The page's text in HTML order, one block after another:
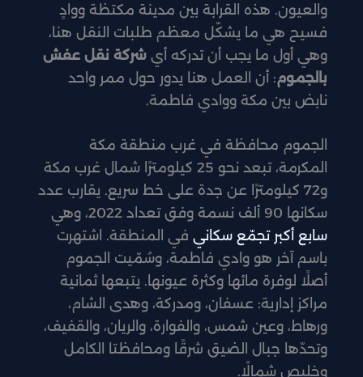
والعيون. هذه القرابة بين مدينة مكتظة ووادٍ
فسيح هي ما يشكّل معظم طلبات النقل هنا،
وهي أول ما يجب أن تدركه أيشركة نقل عفش
بالجموم: أن العمل هنا يدور حول ممر واحد
نابض بين مكة ووادي فاطمة.
الجموم محافظة في غرب منطقة مكة
المكرمة، تبعد نحو 25 كيلومترًا شمال غرب مكة
و72 كيلومترًا عن جدة على خط سريع. يقارب عدد
سكانها 90 ألف نسمة وفق تعداد 2022، وهي
سابع أكبر تجمّع سكانيفي المنطقة. اشتهرت
باسم آخر هو وادي فاطمة، وسُمّيت الجموم
أصلًا لوفرة مائها وكثرة عيونها. يتبعها ثمانية
مراكز إدارية: عسفان، ومدركة، وهدى الشام،
ورهاط، وعين شمس، والفوارة، والريان، والقفيف،
وتحدّها جبال الضيق شرقًا ومحافظتا الكامل
وخليص شمالًا.